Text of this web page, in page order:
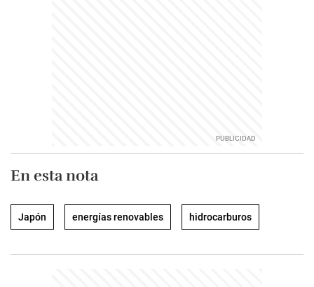
En esta nota
Japón energías renovables hidrocarburos